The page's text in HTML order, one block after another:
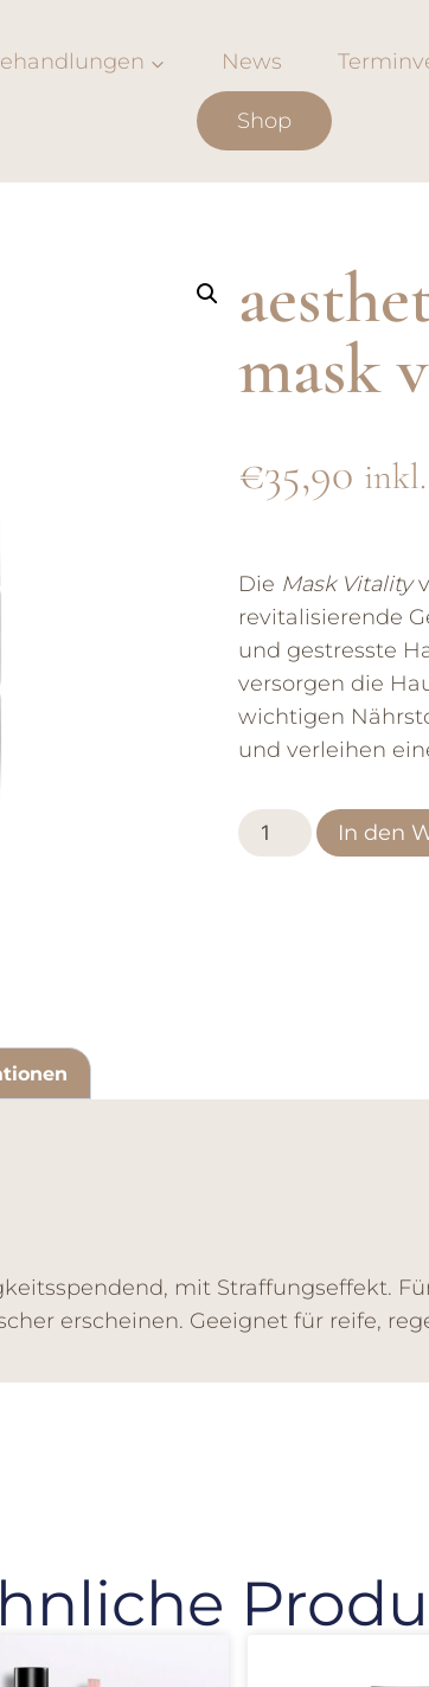
News
Shop
mask
€35,90
Die Mask Vitality
revitalisierende
und gestresste
versorgen die
wichtigen
und verleihen
In den
mit Straffungseffekt.
erscheinen. Geeignet für reife,